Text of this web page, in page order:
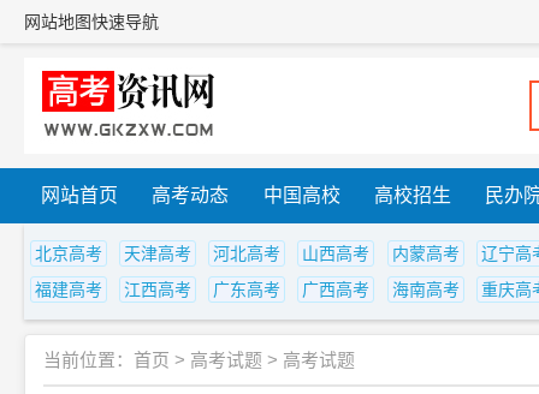
网站地图快速导航
网站首页 高考动态 中国高校 高校招生 民办
北京高考 天津高考 河北高考 山西高考 内蒙高考
辽宁高
福建高考
江西高考 广东高考 广西高考 海南高考 重庆高
当前位置： 首页 > 高考试题 > 高考试题